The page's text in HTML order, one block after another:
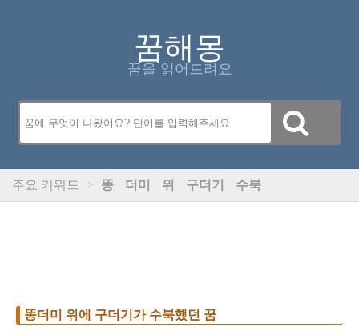
꿈해몽
꿈을 읽어드려요
주요 키워드 > 똥 더미 위 구더기 수북
똥더미 위에 구더기가 수북했던 꿈